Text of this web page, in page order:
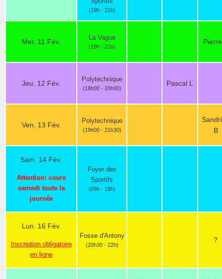
(19h - 21h)
Mer. 11 Fév.
La Vague
(19h - 21h)
Jeu. 12 Fév.
Polytechnique
(18h00 - 20h00)
Pascal L
Ven. 13 Fév.
Polytechnique
(19h00 - 21h30)
B
Sam. 14 Fév.
Attention: cours
samedi toute la
journée
Foyer des
Sportifs
(09h - 18h)
Lun. 16 Fév.
Inscription obligatoire
en ligne
Fosse d'Antony
(20h30 - 22h)
?